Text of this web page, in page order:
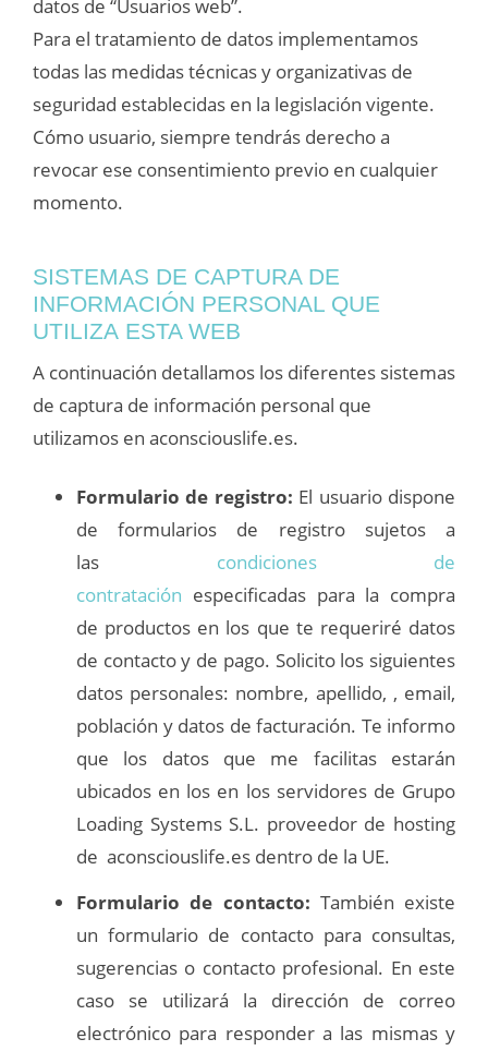
datos de “Usuarios web”.
Para el tratamiento de datos implementamos
todas las medidas técnicas y organizativas de
seguridad establecidas en la legislación vigente.
Cómo usuario, siempre tendrás derecho a
revocar ese consentimiento previo en cualquier
momento.
SISTEMAS DE CAPTURA DE
INFORMACIÓN PERSONAL QUE
UTILIZA ESTA WEB
A continuación detallamos los diferentes sistemas
de captura de información personal que
utilizamos en aconsciouslife.es.
Formulario de registro: El usuario dispone
de formularios de registro sujetos a
las condiciones de
contratación especificadas para la compra
de productos en los que te requeriré datos
de contacto y de pago. Solicito los siguientes
datos personales: nombre, apellido, , email,
población y datos de facturación. Te informo
que los datos que me facilitas estarán
ubicados en los en los servidores de Grupo
Loading Systems S.L. proveedor de hosting
de aconsciouslife.es dentro de la UE.
Formulario de contacto: También existe
un formulario de contacto para consultas,
sugerencias o contacto profesional. En este
caso se utilizará la dirección de correo
electrónico para responder a las mismas y